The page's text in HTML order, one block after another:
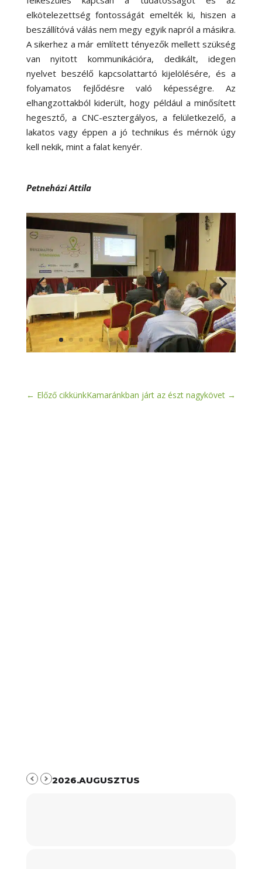
elkötelezettség fontosságát emelték ki, hiszen a
beszállítóvá válás nem megy egyik napról a másikra.
A sikerhez a már említett tényezők mellett szükség
van nyitott kommunikációra, dedikált, idegen
nyelvet beszélő kapcsolattartó kijelölésére, és a
folyamatos fejlődésre való képességre. Az
elhangzottakból kiderült, hogy például a minősített
hegesztő, a CNC-esztergályos, a felületkezelő, a
lakatos vagy éppen a jó technikus és mérnök úgy
kell nekik, mint a falat kenyér.
Petneházi Attila
← Előző cikkünkKamaránkban járt az észt nagykövet →
2026.AUGUSZTUS